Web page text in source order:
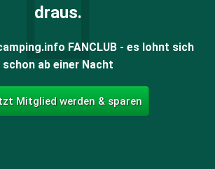
draus.
FANCLUB - es lohnt sich
schon ab einer Nacht
Mitglied werden & sparen